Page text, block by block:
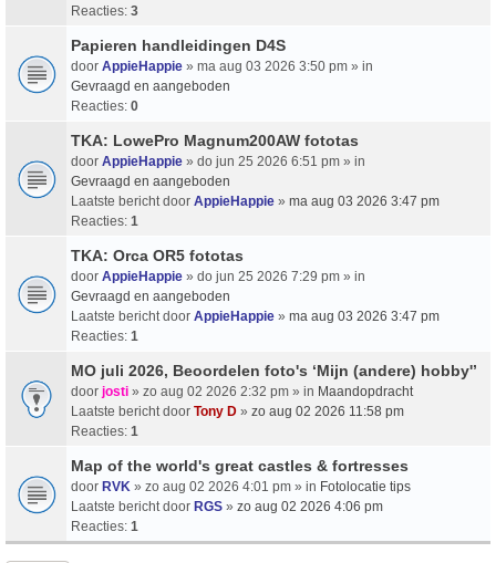
Reacties: 3
Papieren handleidingen D4S
door AppieHappie » ma aug 03 2026 3:50 pm » in
Gevraagd en aangeboden
Reacties: 0
TKA: LowePro Magnum200AW fototas
door AppieHappie » do jun 25 2026 6:51 pm » in
Gevraagd en aangeboden
Laatste bericht door AppieHappie » ma aug 03 2026 3:47 pm
Reacties: 1
TKA: Orca OR5 fototas
door AppieHappie » do jun 25 2026 7:29 pm » in
Gevraagd en aangeboden
Laatste bericht door AppieHappie » ma aug 03 2026 3:47 pm
Reacties: 1
MO juli 2026, Beoordelen foto's ‘Mijn (andere) hobby'’
door josti » zo aug 02 2026 2:32 pm » in Maandopdracht
Laatste bericht door Tony D » zo aug 02 2026 11:58 pm
Reacties: 1
Map of the world's great castles & fortresses
door RVK » zo aug 02 2026 4:01 pm » in Fotolocatie tips
Laatste bericht door RGS » zo aug 02 2026 4:06 pm
Reacties: 1